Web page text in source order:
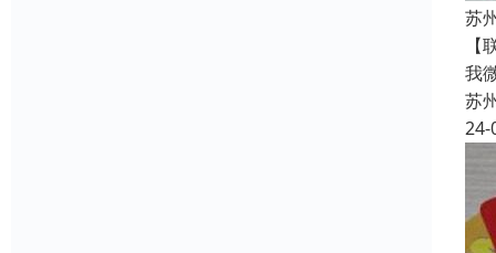
苏
我
苏
24-